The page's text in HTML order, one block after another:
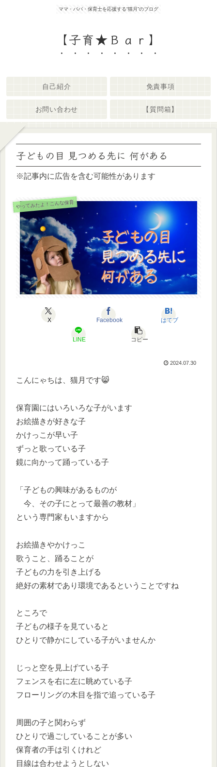
ママ・パパ・保育士を応援する“猫月”のブログ
【子育★Ｂａｒ】
自己紹介 免責事項
お問い合わせ 【質問箱】
子どもの目 見つめる先に 何がある
※記事内に広告を含む可能性があります
やってみたよ！こんな保育
X Facebook はてブ
LINE コピー
2024.07.30
こんにゃちは、猫月です😸
保育園にはいろいろな子がいます
お絵描きが好きな子
かけっこが早い子
ずっと歌っている子
鏡に向かって踊っている子
「子どもの興味があるものが
今、その子にとって最善の教材」
という専門家もいますから
お絵描きやかけっこ
歌うこと、踊ることが
子どもの力を引き上げる
絶好の素材であり環境であるということですね
ところで
子どもの様子を見ていると
ひとりで静かにしている子がいませんか
じっと空を見上げている子
フェンスを右に左に眺めている子
フローリングの木目を指で追っている子
周囲の子と関わらず
ひとりで過ごしていることが多い
保育者の手は引くけれど
目線は合わせようとしない